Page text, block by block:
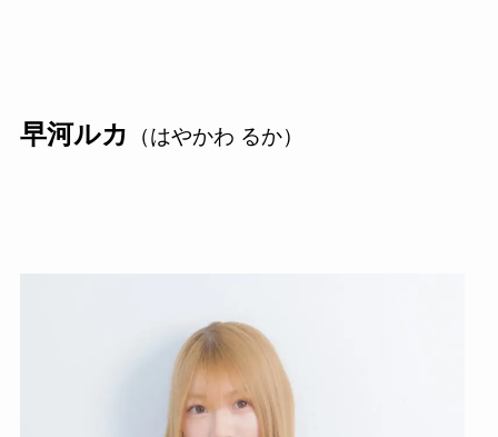
早河ルカ （はやかわ るか）